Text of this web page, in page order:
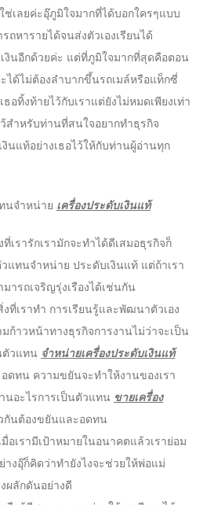
ช่เลยค่ะอุ๊ภูมิใจมากที่ได้บอกใครๆแบบ
หารายได้จนส่งตัวเองเรียนได้
งินอีกด้วยค่ะ แต่ที่ภูมิใจมากที่สุดคือตอน
ได้ไม่ต้องลำบากขึ้นรถเมล์หรือแท็กซี่
อทิ้งท้ายไว้กับเราแต่ยังไม่หมดเพียงเท่า
สำหรับท่านที่สนใจอยากทำธุรกิจ
นแท้อย่างเธอไว้ให้กับท่านผู้อ่านทุก
นจำหน่าย เครื่องประดับเงินแท้
เรารักเรามักจะทำได้ดีเสมอธุรกิจก็
แทนจำหน่าย ประดับเงินแท้ แต่ถ้าเรา
ารถเจริญรุ่งเรืองได้เช่นกัน
ที่เราทำ การเรียนรู้และพัฒนาตัวเอง
ก้าวหน้าทางธุรกิจการงานไม่ว่าจะเป็น
ตัวแทน จำหน่ายเครื่องประดับเงินแท้
ดทน ความขยันจะทำให้งานของเรา
นอะไรการเป็นตัวแทน ขายเครื่อง
กันต้องขยันและอดทน
อเรามีเป้าหมายในอนาคตแล้วเราย่อม
งอุ๊ก็คิดว่าทำยังไงจะช่วยให้พ่อแม่
ผลักดันอย่างดี